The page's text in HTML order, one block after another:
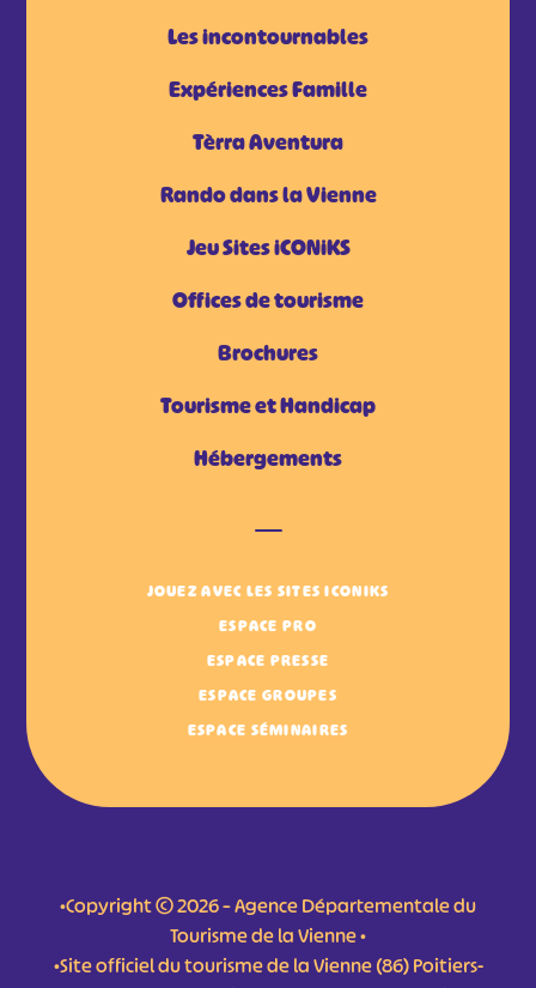
Les incontournables
Expériences Famille
Tèrra Aventura
Rando dans la Vienne
Jeu Sites iCONiKS
Offices de tourisme
Brochures
Tourisme et Handicap
Hébergements
JOUEZ AVEC LES SITES ICONIKS
ESPACE PRO
ESPACE PRESSE
ESPACE GROUPES
ESPACE SÉMINAIRES
•Copyright © 2026 – Agence Départementale du
Tourisme de la Vienne •
•Site officiel du tourisme de la Vienne (86) Poitiers-